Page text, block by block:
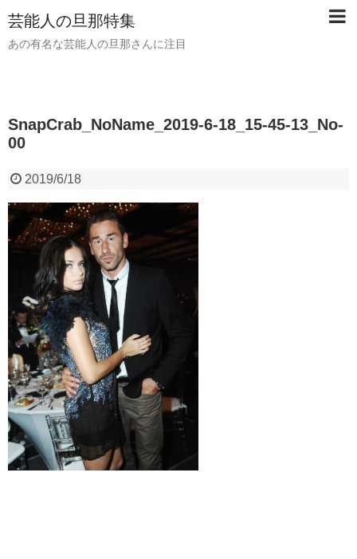
芸能人の旦那特集
あの有名な芸能人の旦那さんに注目
SnapCrab_NoName_2019-6-18_15-45-13_No-
00
2019/6/18